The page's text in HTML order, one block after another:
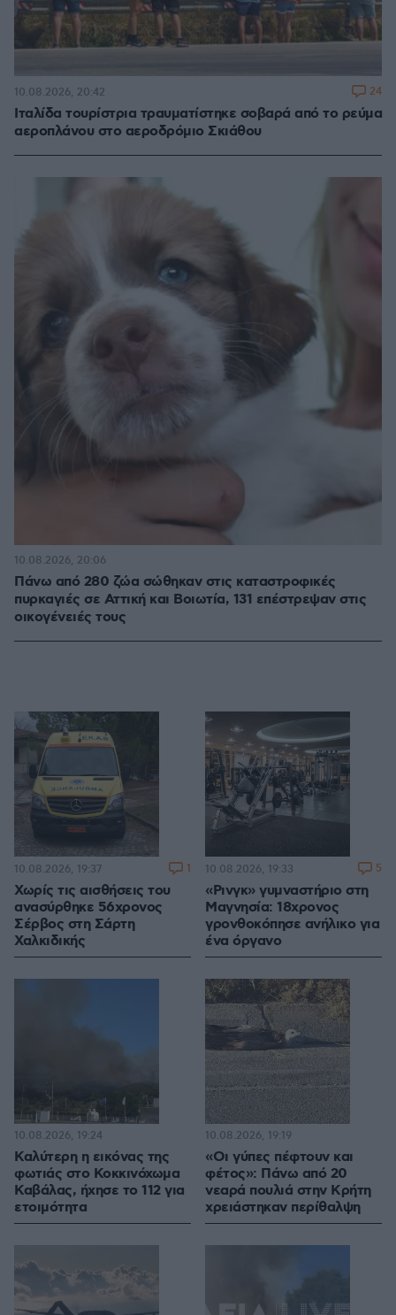
Ιταλίδα τουρίστρια τραυματίστηκε σοβαρά από το ρεύμα
αεροπλάνου στο αεροδρόμιο Σκιάθου
10.08.2026, 20:42 24
Πάνω από 280 ζώα σώθηκαν στις καταστροφικές
πυρκαγιές σε Αττική και Βοιωτία, 131 επέστρεψαν στις
οικογένειές τους
10.08.2026, 20:06
Χωρίς τις αισθήσεις του
ανασύρθηκε 56χρονος
Σέρβος στη Σάρτη
Χαλκιδικής
10.08.2026, 19:37 1
«Ρινγκ» γυμναστήριο στη
Μαγνησία: 18χρονος
γρονθοκόπησε ανήλικο για
ένα όργανο
10.08.2026, 19:33 5
Καλύτερη η εικόνας της
φωτιάς στο Κοκκινόχωμα
Καβάλας, ήχησε το 112 για
ετοιμότητα
10.08.2026, 19:24
«Οι γύπες πέφτουν και
φέτος»: Πάνω από 20
νεαρά πουλιά στην Κρήτη
χρειάστηκαν περίθαλψη
10.08.2026, 19:19